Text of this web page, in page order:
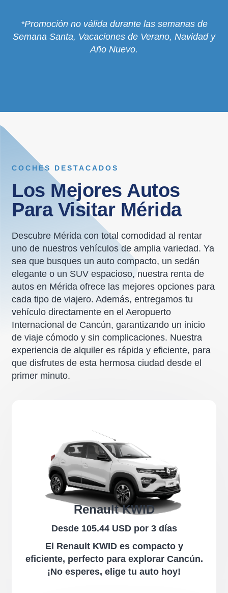
*Promoción no válida durante las semanas de
Semana Santa, Vacaciones de Verano, Navidad y
Año Nuevo.
COCHES DESTACADOS
Los Mejores Autos
Para Visitar Mérida
Descubre Mérida con total comodidad al rentar
uno de nuestros vehículos de amplia variedad. Ya
sea que busques un auto compacto, un sedán
elegante o un SUV espacioso, nuestra renta de
autos en Mérida ofrece las mejores opciones para
cada tipo de viajero. Además, entregamos tu
vehículo directamente en el Aeropuerto
Internacional de Cancún, garantizando un inicio
de viaje cómodo y sin complicaciones. Nuestra
experiencia de alquiler es rápida y eficiente, para
que disfrutes de esta hermosa ciudad desde el
primer minuto.
Renault KWID
Desde 105.44 USD por 3 días
El Renault KWID es compacto y
eficiente, perfecto para explorar Cancún.
¡No esperes, elige tu auto hoy!